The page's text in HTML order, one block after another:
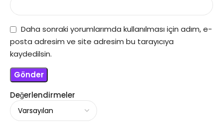
Değerlendirmeler
Daha sonraki yorumlarımda kullanılması için adım, e-
posta adresim ve site adresim bu tarayıcıya
kaydedilsin.